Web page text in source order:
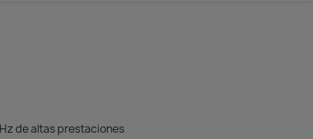
de altas prestaciones